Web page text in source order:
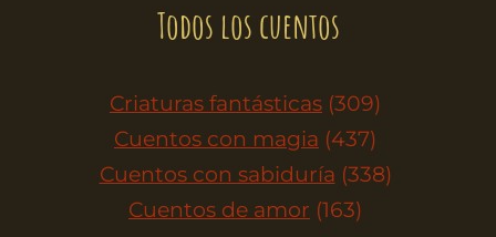
Todos los cuentos
Criaturas fantásticas (309)
Cuentos con magia (437)
Cuentos con sabiduría (338)
Cuentos de amor (163)